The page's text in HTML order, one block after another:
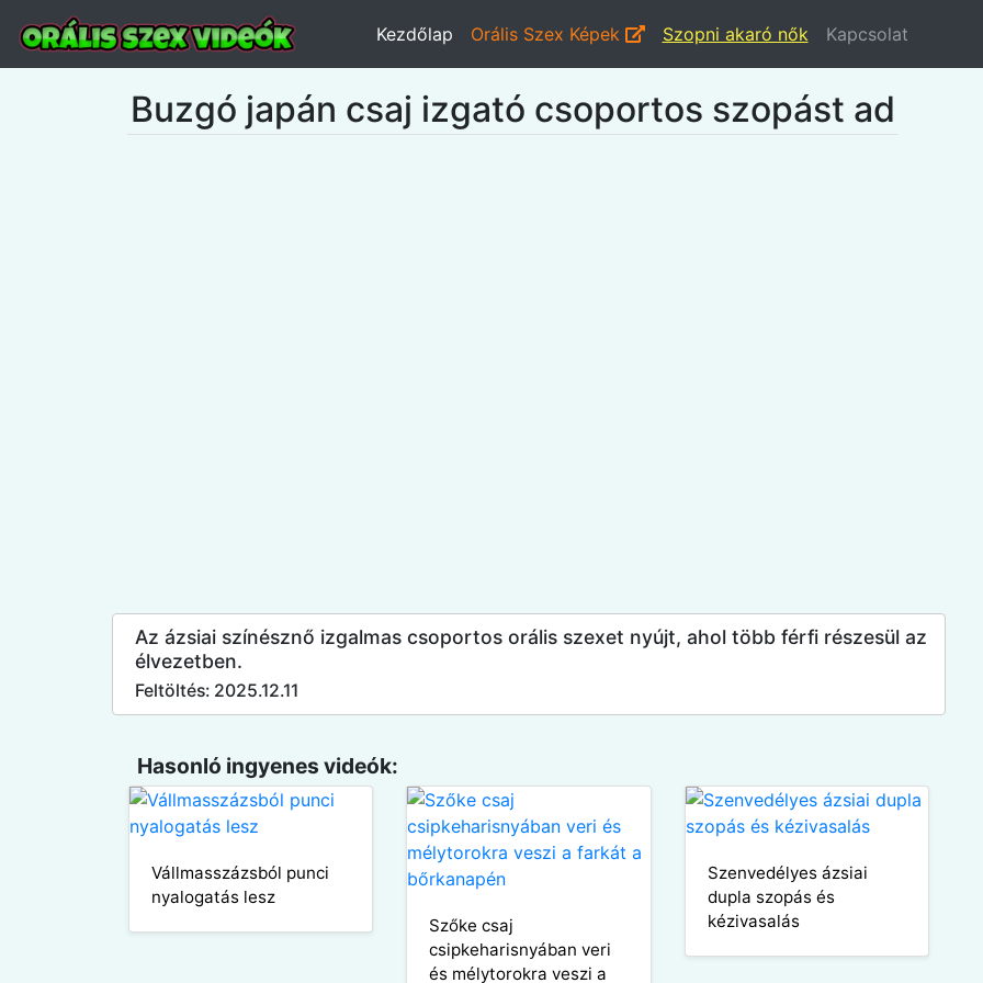
Kezdőlap Orális Szex Képek Szopni akaró nők Kapcsolat
Buzgó japán csaj izgató csoportos szopást ad
Az ázsiai színésznő izgalmas csoportos orális szexet nyújt, ahol több férfi részesül az
élvezetben.
Feltöltés: 2025.12.11
Hasonló ingyenes videók:
Vállmasszázsból punci
nyalogatás lesz
Szőke csaj
csipkeharisnyában veri
és mélytorokra veszi a
Szenvedélyes ázsiai
dupla szopás és
kézivasalás